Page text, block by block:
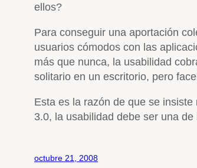
ellos?
Para conseguir una aportación
usuarios cómodos con las
más que nunca, la usabilidad
solitario en un escritorio, pero
Esta es la razón de que se
3.0, la usabilidad debe ser una
octubre 21, 2008